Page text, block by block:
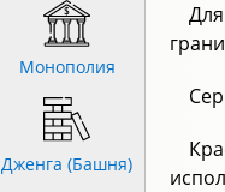
Монополия
Дженга (Башня)